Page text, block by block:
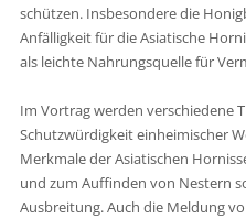
schützen. Insbesondere die
Anfälligkeit für die Asiatische
als leichte Nahrungsquelle für
Im Vortrag werden verschiedene
Schutzwürdigkeit einheimischer
Merkmale der Asiatischen
und zum Auffinden von Nestern
Ausbreitung. Auch die Meldung